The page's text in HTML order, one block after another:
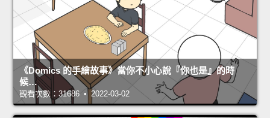
《Domics 的手繪故事》當你不小心說『你也是』的時
候…
觀看次數：31686 • 2022-03-02